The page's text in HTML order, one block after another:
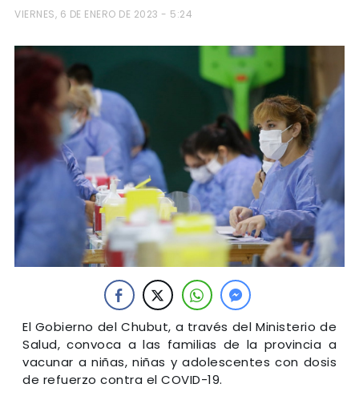
VIERNES, 6 DE ENERO DE 2023 - 5:24
El Gobierno del Chubut, a través del Ministerio de
Salud, convoca a las familias de la provincia a
vacunar a niñas, niñas y adolescentes con dosis
de refuerzo contra el COVID-19.